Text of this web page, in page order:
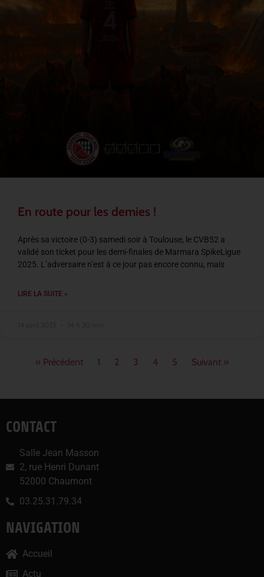
En route pour les demies !
Après sa victoire (0-3) samedi soir à Toulouse, le CVB52 a
validé son ticket pour les demi-finales de Marmara SpikeLigue
2025. L’adversaire n’est à ce jour pas encore connu, mais
LIRE LA SUITE »
« Précédent 1 2 3 4 5 Suivant »
CONTACT
Salle Jean Masson
2, rue Henri Dunant
52000 Chaumont
03.25.31.79.34
NAVIGATION
Accueil
Actu